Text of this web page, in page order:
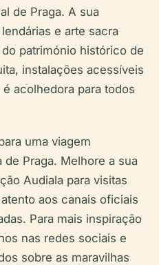
de Praga. A sua
e arte sacra
património histórico de
instalações acessíveis
acolhedora para todos
uma viagem
Praga. Melhore a sua
Audiala para visitas
aos canais oficiais
Para mais inspiração
nas redes sociais e
sobre as maravilhas